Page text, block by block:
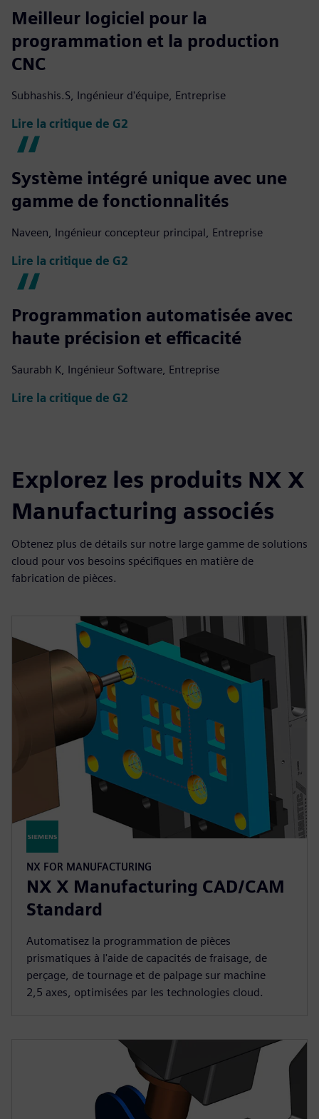
Meilleur logiciel pour la
programmation et la production
CNC
Subhashis.S, Ingénieur d'équipe, Entreprise
Lire la critique de G2
Système intégré unique avec une
gamme de fonctionnalités
Naveen, Ingénieur concepteur principal, Entreprise
Lire la critique de G2
Programmation automatisée avec
haute précision et efficacité
Saurabh K, Ingénieur Software, Entreprise
Lire la critique de G2
Explorez les produits NX X
Manufacturing associés
Obtenez plus de détails sur notre large gamme de solutions
cloud pour vos besoins spécifiques en matière de
fabrication de pièces.
NX FOR MANUFACTURING
NX X Manufacturing CAD/CAM
Standard
Automatisez la programmation de pièces
prismatiques à l'aide de capacités de fraisage, de
perçage, de tournage et de palpage sur machine
2,5 axes, optimisées par les technologies cloud.